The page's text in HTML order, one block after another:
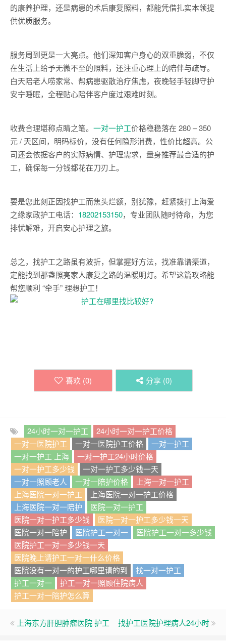
的康养护理，还是病患的术后康复照料，都能凭借扎实本领提
供优质服务。
服务周到更是一大亮点。他们深知客户身心的双重脆弱，不仅
在生活上给予无微不至的照料，还注重心理上的陪伴与疏导。
白天陪老人唠家常、帮病患驱散治疗焦虑，夜晚轻手轻脚守护
安宁睡眠，全程贴心陪伴客户度过艰难时刻。
收费合理堪称点睛之笔。 一对一护工价格稳稳落在 280 – 350
元 / 天区间，明码标价，没有任何隐形消费，性价比超高。公
司还会依据客户的实际病情、护理需求，量身推荐最合适的护
工，确保每一分钱都花在刀刃上。
要是您此刻正因找护工而焦头烂额，别犹豫，赶紧拨打上海爱
之缘家政护工电话： 18202153150，专业团队随时待命，为您
排忧解难，开启安心护理之旅。
总之，找护工之路虽有波折，但掌握好方法，找准靠谱渠道，
定能找到那盏照亮家人康复之路的温暖明灯。希望这篇攻略能
帮您顺利 “牵手” 理想护工！
喜欢 (0) 分享 (0)
24小时一对一护工
24小时一对一护工价格
一对一医院护工
一对一医院护工价格
一对一护工
一对一护工 上海
一对一护工24小时价格
一对一护工多少钱
一对一护工多少钱一天
一对一照顾老人
一对一陪护价格
上海一对一护工
上海医院一对一护工
上海医院一对一护工价格
上海医院一对一陪护
医院一对一护工
医院一对一护工多少钱
医院一对一护工多少钱一天
医院一对一陪护
医院护工一对一
医院护工一对一多少钱
医院护工一对一多少钱一天
医院晚上请护工一对一什么价格
医院没有一对一的护工哪里请的到
找一对一护工
护工一对一
护工一对一照顾住院病人
护工一对一陪护怎么算
上海东方肝胆肿瘤医院 护工 找护工医院护理病人24小时